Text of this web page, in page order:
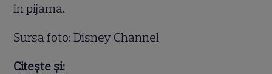
în pijama.
Sursa foto: Disney Channel
Citește și: